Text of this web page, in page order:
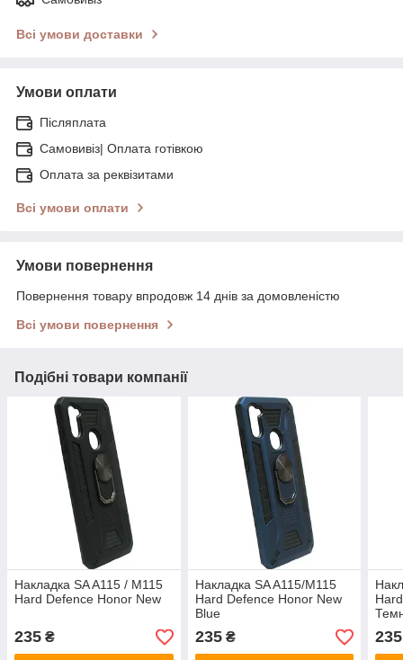
Всі умови доставки
Умови оплати
Післяплата
Самовивіз| Оплата готівкою
Оплата за реквізитами
Всі умови оплати
Умови повернення
Повернення товару впродовж 14 днів за домовленістю
Всі умови повернення
Подібні товари компанії
Накладка SA A115 / M115
Hard Defence Honor New
235 ₴
Накладка SA A115/M115
Hard Defence Honor New
Blue
235₴ 235